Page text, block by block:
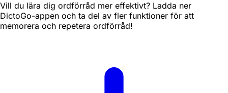
Vill du lära dig ordförråd mer effektivt? Ladda ner
DictoGo-appen och ta del av fler funktioner för att
memorera och repetera ordförråd!